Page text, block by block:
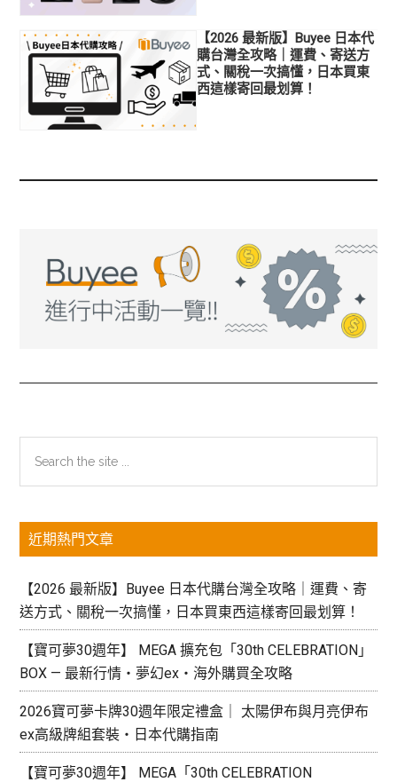
【2026 最新版】Buyee 日本代
購台灣全攻略｜運費、寄送方
式、關稅一次搞懂，日本買東
西這樣寄回最划算！
主
要
資
訊
欄
the
近期熱門文章
【2026 最新版】Buyee 日本代購台灣全攻略｜運費、寄
送方式、關稅一次搞懂，日本買東西這樣寄回最划算！
【寶可夢30週年】 MEGA 擴充包「30th CELEBRATION」
BOX — 最新行情・夢幻ex・海外購買全攻略
2026寶可夢卡牌30週年限定禮盒｜ 太陽伊布與月亮伊布
ex高級牌組套裝・日本代購指南
【寶可夢30週年】 MEGA「30th CELEBRATION